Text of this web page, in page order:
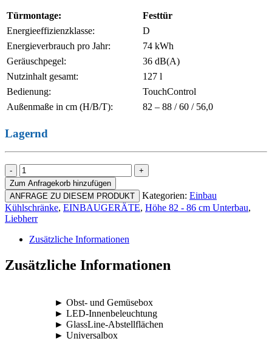
Türmontage:
Festtür
Energieeffizienzklasse:
D
Energieverbrauch pro Jahr:
74 kWh
Geräuschpegel:
36 dB(A)
Nutzinhalt gesamt:
127 l
Bedienung:
TouchControl
Außenmaße in cm (H/B/T):
82 – 88 / 60 / 56,0
Lagernd
Liebherr
URd
3600
Pure
Menge
Zum Anfragekorb hinzufügen
ANFRAGE ZU DIESEM PRODUKT
Kategorien: Einbau
Kühlschränke, EINBAUGERÄTE, Höhe 82 - 86 cm Unterbau,
Liebherr
Zusätzliche Informationen
Zusätzliche Informationen
► Obst- und Gemüsebox
► LED-Innenbeleuchtung
► GlassLine-Abstellflächen
► Universalbox